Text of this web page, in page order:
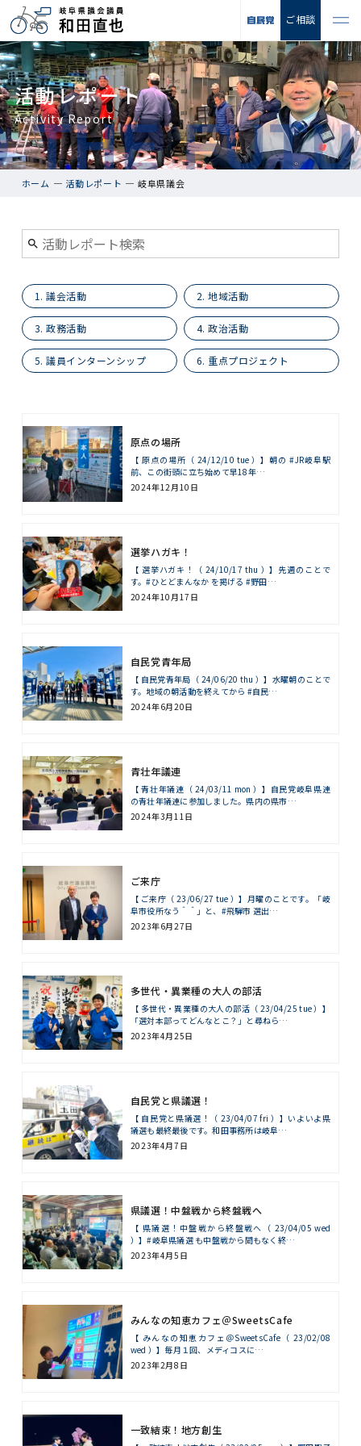
ご相談
活動レポート
Activity Report
ホーム 活動レポート 岐阜県議会
1. 議会活動 2. 地域活動
3. 政務活動 4. 政治活動
5. 議員インターンシップ 6. 重点プロジェクト
原点の場所
【 原点の場所（ 24/12/10 tue ）】朝の #JR岐阜駅
前、この街頭に立ち始めて早18年…
2024年12月10日
選挙ハガキ！
【 選挙ハガキ！（ 24/10/17 thu ）】先週のことで
す。#ひとどまんなか を掲げる #野田…
2024年10月17日
自民党青年局
【 自民党青年局（ 24/06/20 thu ）】水曜朝のことで
す。地域の朝活動を終えてから #自民…
2024年6月20日
青壮年議連
【 青壮年議連（ 24/03/11 mon ）】自民党岐阜県連
の青壮年議連に参加しました。県内の県市…
2024年3月11日
ご来庁
【 ご来庁（ 23/06/27 tue ）】月曜のことです。「岐
阜市役所なう＾＾」と、#飛騨市 選出…
2023年6月27日
多世代・異業種の大人の部活
【 多世代・異業種の大人の部活（ 23/04/25 tue ）】
「選対本部ってどんなとこ？」と尋ねら…
2023年4月25日
自民党と県議選！
【 自民党と県議選！（ 23/04/07 fri ）】いよいよ県
議選も最終最後です。和田事務所は岐阜…
2023年4月7日
県議選！中盤戦から終盤戦へ
【 県議選！中盤戦から終盤戦へ（ 23/04/05 wed
）】#岐阜県議選 も中盤戦から間もなく終…
2023年4月5日
みんなの知恵カフェ＠SweetsCafe
【 みんなの知恵カフェ＠SweetsCafe（ 23/02/08
wed ）】毎月１回、メディコスに…
2023年2月8日
一致結束！地方創生